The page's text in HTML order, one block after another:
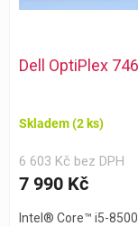
Dell OptiPlex
Skladem(2 ks)
6 603 Kč bez DPH
7 990 Kč
Intel® Core™ i5-